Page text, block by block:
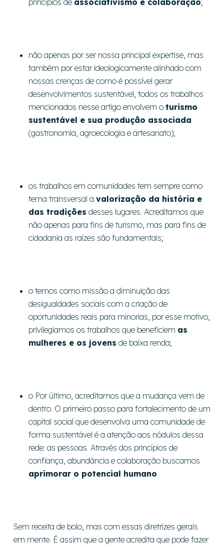
princípios de associativismo e colaboração;
não apenas por ser nossa principal expertise, mas
também por estar ideologicamente alinhado com
nossas crenças de como é possível gerar
desenvolvimentos sustentável, todos os trabalhos
mencionados nesse artigo envolvem o turismo
sustentável e sua produção associada
(gastronomia, agroecologia e artesanato);
os trabalhos em comunidades tem sempre como
tema transversal a valorização da história e
das tradições desses lugares. Acreditamos que
não apenas para fins de turismo, mas para fins de
cidadania as raízes são fundamentais;
o temos como missão a diminuição das
desigualdades sociais com a criação de
oportunidades reais para minorias, por esse motivo,
privilegiamos os trabalhos que beneficiem as
mulheres e os jovens de baixa renda;
o Por último, acreditamos que a mudança vem de
dentro. O primeiro passo para fortalecimento de um
capital social que desenvolva uma comunidade de
forma sustentável é a atenção aos nódulos dessa
rede: as pessoas. Através dos princípios de
confiança, abundância e colaboração buscamos
aprimorar o potencial humano
Sem receita de bolo, mas com essas diretrizes gerais
em mente. É assim que a gente acredita que pode fazer